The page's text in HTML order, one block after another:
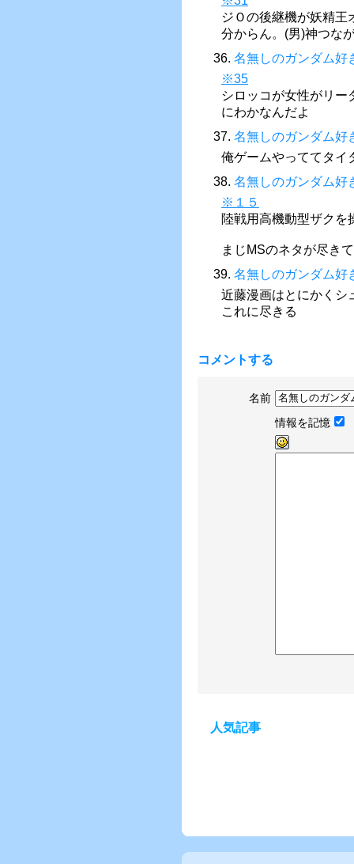
ジＯの後継機が妖精王
分からん。(男)神つな
36. 名無しのガンダム好
※35
シロッコが女性がリー
にわかなんだよ
37. 名無しのガンダム好
俺ゲームやっててタイ
38. 名無しのガンダム好
※１５
陸戦用高機動型ザクを
まじMSのネタが尽き
39. 名無しのガンダム好
近藤漫画はとにかくシ
これに尽きる
コメントする
名前
情報を記憶
人気記事